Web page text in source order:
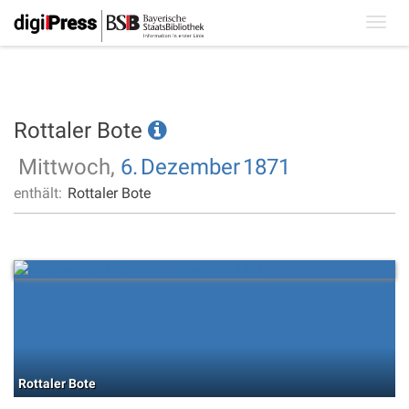
Rottaler Bote
Mittwoch, 6. Dezember1871
enthält: Rottaler Bote
Rottaler Bote